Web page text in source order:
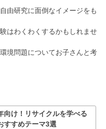
由研究に面倒なイメージをも
はわくわくするかもしれませ
境問題についてお子さんと考
向け！リサイクルを学べる
すすめテーマ3選